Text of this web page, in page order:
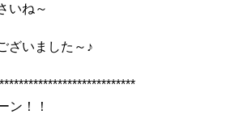
いね～
ざいました～♪
ン！！